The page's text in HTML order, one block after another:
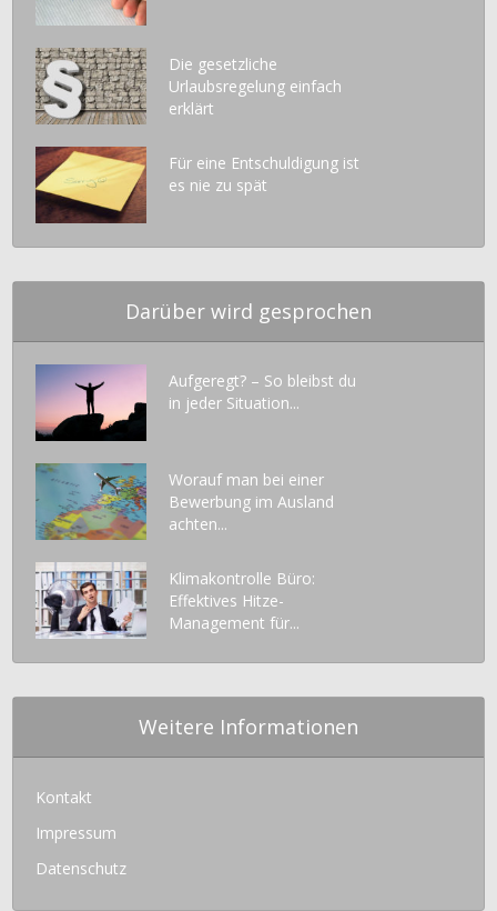
Die gesetzliche
Urlaubsregelung einfach
erklärt
Für eine Entschuldigung ist
es nie zu spät
Darüber wird gesprochen
Aufgeregt? – So bleibst du
in jeder Situation...
Worauf man bei einer
Bewerbung im Ausland
achten...
Klimakontrolle Büro:
Effektives Hitze-
Management für...
Weitere Informationen
Kontakt
Impressum
Datenschutz